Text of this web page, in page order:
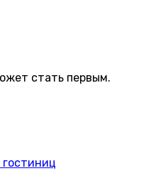
стать первым.